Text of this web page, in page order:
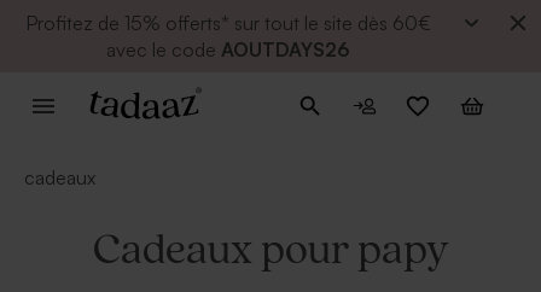
Profitez de 15% offerts* sur tout le site dès 60€
avec le code AOUTDAYS26
cadeaux
Cadeaux pour papy